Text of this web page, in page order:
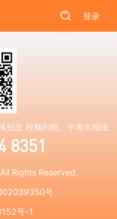
登录
招生 校额到校、中考大报纸
8351
All Rights Reserved.
号
号-1